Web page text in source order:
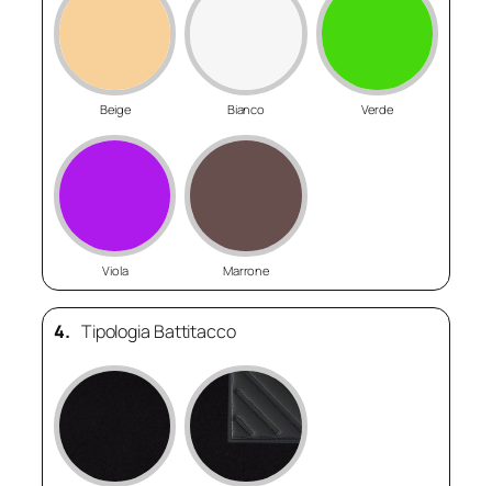
Beige Bianco Verde
Viola Marrone
4. Tipologia Battitacco